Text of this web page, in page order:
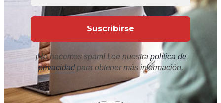
¡No hacemos spam! Lee nuestra política de
privacidadpara obtener más información.